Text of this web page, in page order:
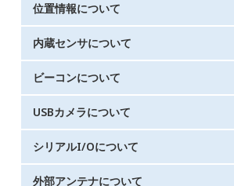
位置情報について
内蔵センサについて
ビーコンについて
USBカメラについて
シリアルI/Oについて
外部アンテナについて